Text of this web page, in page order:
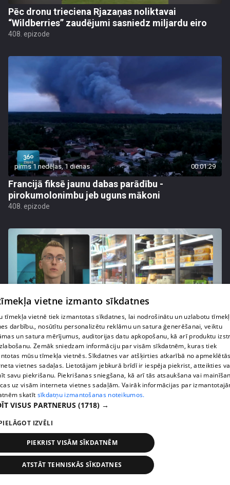
Pēc dronu trieciena Rjazaņas noliktavai
“Wildberries” zaudējumi sasniedz miljardu eiro
408. epizode
pirms 1 nedēļas, 1 dienas 00:01:29
Francijā fiksē jaunu dabas parādību -
pirokumolonimbu jeb uguns mākoni
408. epizode
pirms 1 nedēļas, 1 dienas 00:03:37
Pārtiku pērkam vairāk, bet vai “zemo cenu grozs”
tiešām samazina kopējo čeku?
408. epizode
vietne izmanto sīkdatnes
tīmekļa vietnē tiek izmantotas sīkdatnes, lai nodrošinātu un uzlabotu
darbību., nosūtītu personalizētu reklāmu un satura ģenerēšanai, veiktu
un satura mērījumus, auditorijas datu apkopošanu, kā arī produktu
Zemāk sniedzam informāciju par visām sīkdatnēm, kuras tiek
mūsu tīmekļa vietnēs. Sīkdatnes var atšķirties atkarībā no
vietnes sadaļas. Lietotājam jebkurā brīdī ir iespēja piekrist, atteikties
savu piekrišanu. Piekrišanas sniegšana, kā arī tās atsaukšana vai
uz visām interneta vietnes sadaļām. Vairāk informācijas par
skatīt sīkdatņu izmantošanas noteikumos.
VISUS PARTNERUS (1718) →
IZVĒLI
PIEKRIST VISĀM SĪKDATNĒM
ATSTĀT TEHNISKĀS SĪKDATNES